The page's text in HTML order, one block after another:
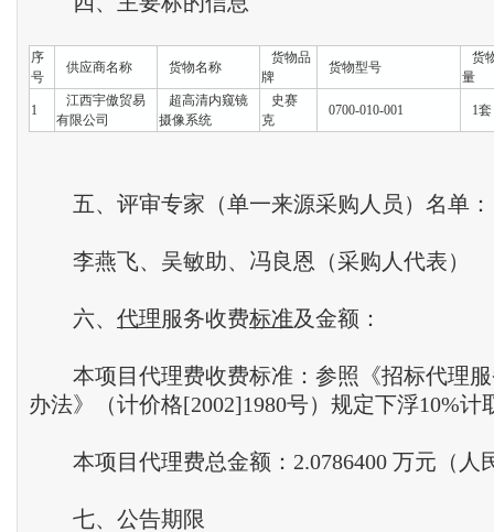
序
号
供应商名称 货物名称
货物品
牌
货物型号
货
量
1
江西宇傲贸易
有限公司
超高清内窥镜
摄像系统
史赛
克
0700-010-001 1
五、评审专家（单一来源采购人员）名单：
李燕飞、吴敏助、冯良恩（采购人代表）
六、 代理服务收费标准及金额：
本项目代理费收费标准：参照《招标代理服
办法》（计价格[2002]1980号）规定下浮10%计
本项目代理费总金额：2.0786400 万元（人
七、公告期限